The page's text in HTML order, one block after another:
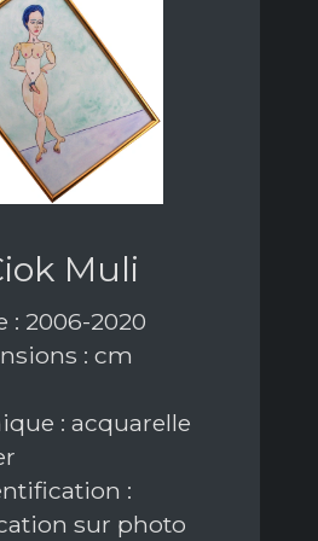
Muli
: 2006-2020
: cm
: acquarelle
:
sur photo